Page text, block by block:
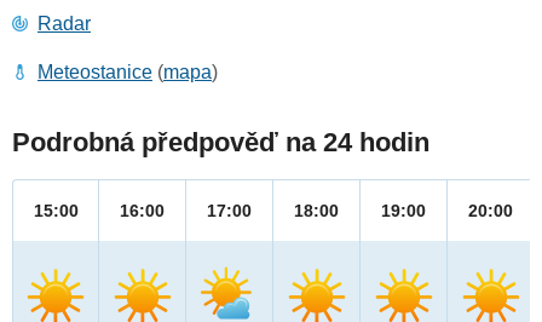
Radar
Meteostanice (mapa)
Podrobná předpověď na 24 hodin
15:00 16:00 17:00 18:00 19:00 20:00